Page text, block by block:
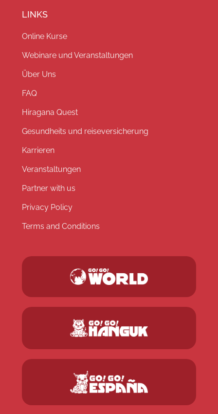
LINKS
Online Kurse
Webinare und Veranstaltungen
Über Uns
FAQ
Hiragana Quest
Gesundheits und reiseversicherung
Karrieren
Veranstaltungen
Partner with us
Privacy Policy
Terms and Conditions